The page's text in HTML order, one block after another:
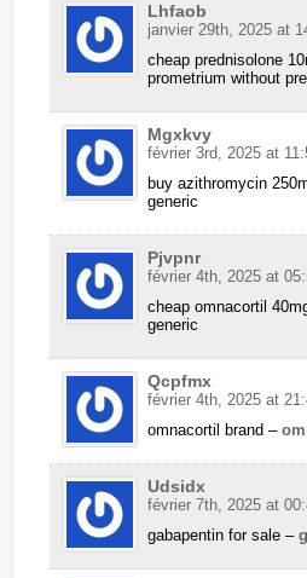
Lhfaob
janvier 29th, 2025 at
cheap prednisolone
prometrium without
Mgxkvy
février 3rd, 2025 at
buy azithromycin
generic
Pjvpnr
février 4th, 2025 at
cheap omnacortil
generic
Qcpfmx
février 4th, 2025 at
omnacortil brand –
Udsidx
février 7th, 2025 at
gabapentin for sale –